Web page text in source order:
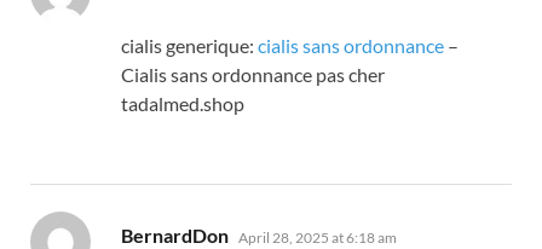
cialis generique: cialis sans ordonnance –
Cialis sans ordonnance pas cher
tadalmed.shop
BernardDon says:
April 28, 2025 at 6:18 am